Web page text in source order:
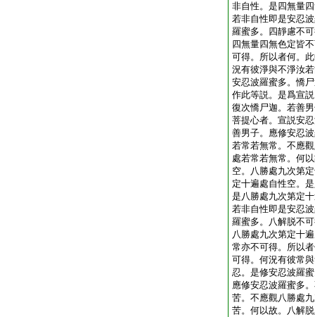
非自性。是四無量
若非自性即是安忍
羅蜜多。四靜慮不
四無量四無色定皆
可得。所以者何。
況有彼淨與不淨汝
安忍波羅蜜多。憍
作此等説。是爲宣
復次憍尸迦。若善
菩提心者。宣説安
善男子。應修安忍
若常若無常。不應
處若常若無常。何
空。八勝處九次第
定十遍處自性空。
是八勝處九次第定
若非自性即是安忍
羅蜜多。八解脱不
八勝處九次第定十
常亦不可得。所以
可得。何況有彼常
忍。是修安忍波羅
應修安忍波羅蜜多
苦。不應觀八勝處
苦。何以故。八解